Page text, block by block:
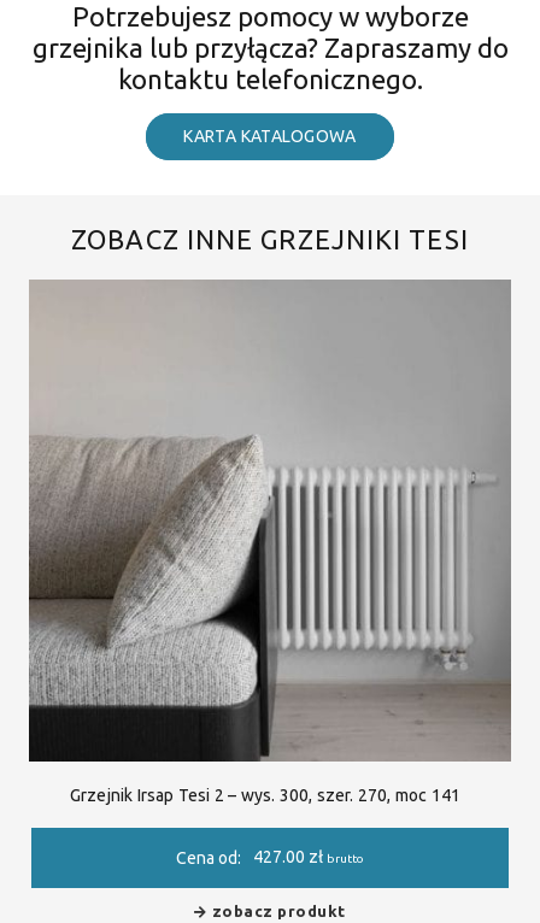
Potrzebujesz pomocy w wyborze
grzejnika lub przyłącza? Zapraszamy do
kontaktu telefonicznego.
KARTA KATALOGOWA
ZOBACZ INNE GRZEJNIKI TESI
Grzejnik Irsap Tesi 2 – wys. 300, szer. 270, moc 141
Cena od: 427.00 zł brutto
zobacz produkt